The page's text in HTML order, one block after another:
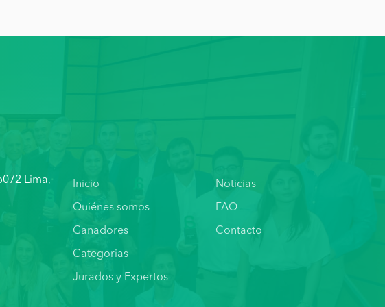
Lima,
Inicio
Quiénes somos
Ganadores
Categorias
Jurados y Expertos
Noticias
FAQ
Contacto